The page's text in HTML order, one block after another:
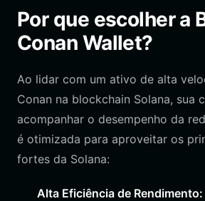
Por que escolher a
Conan Wallet?
Ao lidar com um ativo de alta
Conan na blockchain Solana, sua
acompanhar o desempenho da
é otimizada para aproveitar os
fortes da Solana:
Alta Eficiência de Rendimento: